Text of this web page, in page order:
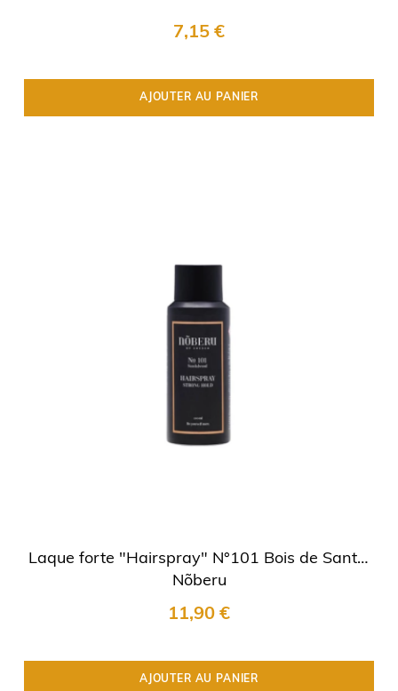
7,15 €
AJOUTER AU PANIER
Laque forte "Hairspray" N°101 Bois de Santal
Nõberu
11,90 €
AJOUTER AU PANIER